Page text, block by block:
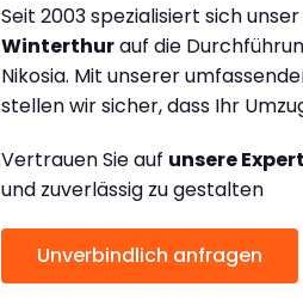
Seit 2003 spezialisiert sich unser
Winterthurauf die
Nikosia. Mit unserer
stellen wir sicher, dass Ihr
Vertrauen Sie auf unsere
und zuverlässig zu gestalten
Unverbindlich anfragen